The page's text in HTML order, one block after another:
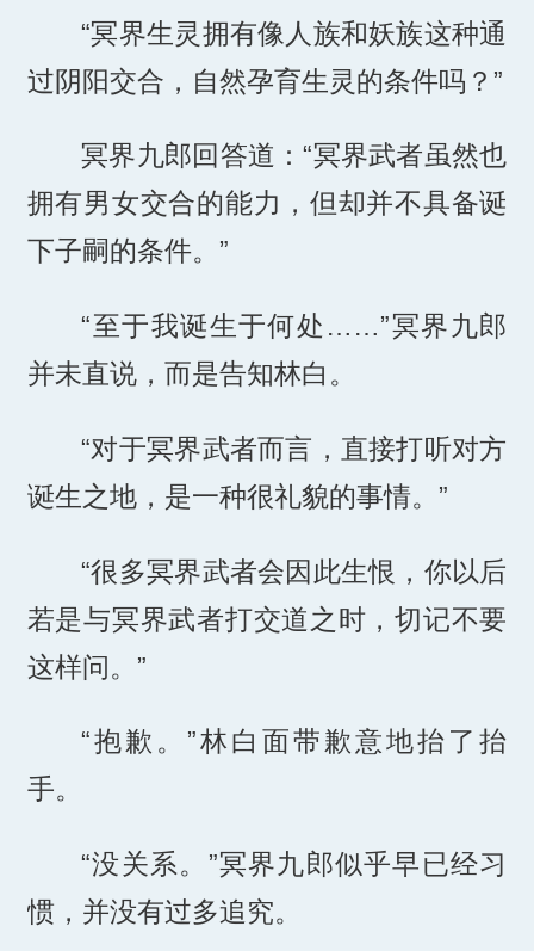
“冥界生灵拥有像人族和妖族这种通
过阴阳交合，自然孕育生灵的条件吗？”
冥界九郎回答道：“冥界武者虽然也
拥有男女交合的能力，但却并不具备诞
下子嗣的条件。”
“至于我诞生于何处……”冥界九郎
并未直说，而是告知林白。
“对于冥界武者而言，直接打听对方
诞生之地，是一种很礼貌的事情。”
“很多冥界武者会因此生恨，你以后
若是与冥界武者打交道之时，切记不要
这样问。”
“抱歉。”林白面带歉意地抬了抬
手。
“没关系。”冥界九郎似乎早已经习
惯，并没有过多追究。